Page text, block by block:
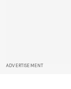
ADVERTISEMENT